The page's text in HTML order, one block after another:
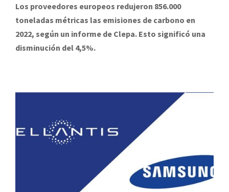
Los proveedores europeos redujeron 856.000
toneladas métricas las emisiones de carbono en
2022, según un informe de Clepa. Esto significó una
disminución del 4,5%.